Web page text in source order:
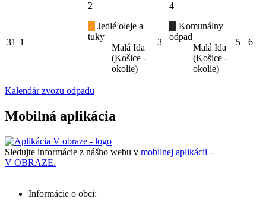
31 1
2
Jedlé oleje a
tuky
Malá Ida
(Košice -
okolie)
3
4
Komunálny
odpad
Malá Ida
(Košice -
okolie)
5 6
Kalendár zvozu odpadu
Mobilná aplikácia
Sledujte informácie z nášho webu v mobilnej aplikácii -
V OBRAZE.
Informácie o obci: